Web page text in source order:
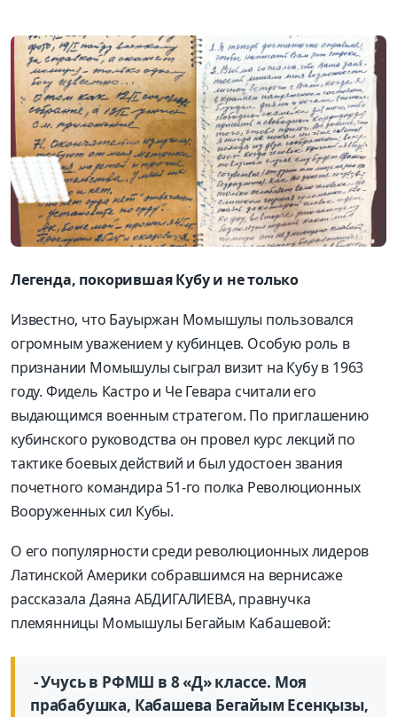
Легенда, покорившая Кубу и не только
Известно, что Бауыржан Момышулы пользовался
огромным уважением у кубинцев. Особую роль в
признании Момышулы сыграл визит на Кубу в 1963
году. Фидель Кастро и Че Гевара считали его
выдающимся военным стратегом. По приглашению
кубинского руководства он провел курс лекций по
тактике боевых действий и был удостоен звания
почетного командира 51-го полка Революционных
Вооруженных сил Кубы.
О его популярности среди революционных лидеров
Латинской Америки собравшимся на вернисаже
рассказала Даяна АБДИГАЛИЕВА, правнучка
племянницы Момышулы Бегайым Кабашевой:
- Учусь в РФМШ в 8 «Д» классе. Моя
прабабушка, Кабашева Бегайым Есенқызы,